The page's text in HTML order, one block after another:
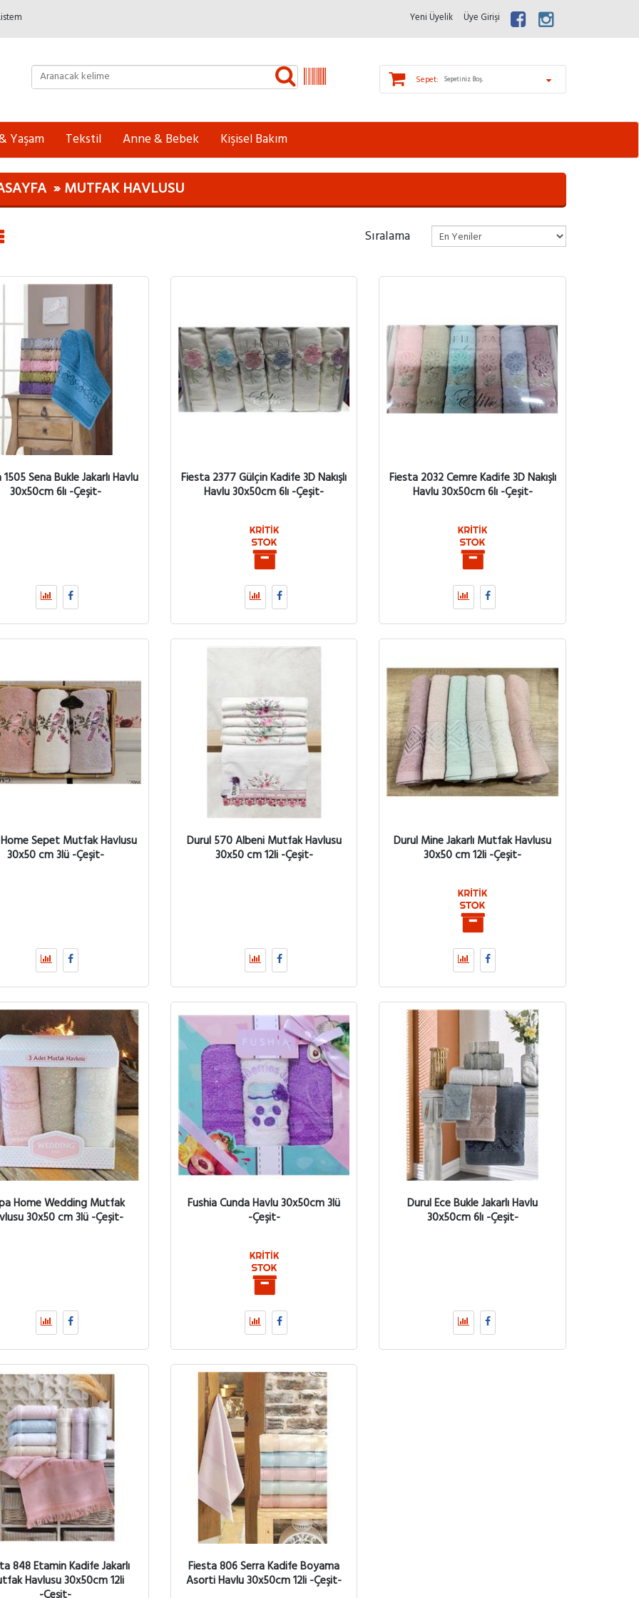
Yeni Üyelik Üye Girişi
Sepet: Sepetiniz Boş.
Yaşam Tekstil Anne & Bebek Kişisel Bakım
MUTFAK HAVLUSU
Sıralama
Sena Bukle Jakarlı Havlu
30x50cm 6lı -Çeşit-
Fiesta 2377 Gülçin Kadife 3D Nakışlı
Havlu 30x50cm 6lı -Çeşit-
Fiesta 2032 Cemre Kadife 3D Nakışlı
Havlu 30x50cm 6lı -Çeşit-
Sepet Mutfak Havlusu
30x50 cm 3lü -Çeşit-
Durul 570 Albeni Mutfak Havlusu
30x50 cm 12li -Çeşit-
Durul Mine Jakarlı Mutfak Havlusu
30x50 cm 12li -Çeşit-
Home Wedding Mutfak
30x50 cm 3lü -Çeşit-
Fushia Cunda Havlu 30x50cm 3lü
-Çeşit-
Durul Ece Bukle Jakarlı Havlu
30x50cm 6lı -Çeşit-
848 Etamin Kadife Jakarlı
Havlusu 30x50cm 12li
Fiesta 806 Serra Kadife Boyama
Asorti Havlu 30x50cm 12li -Çeşit-